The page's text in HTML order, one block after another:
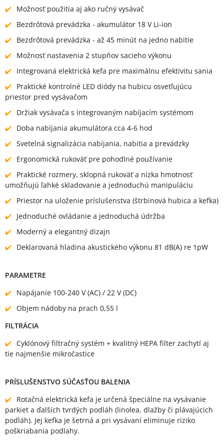
Možnosť použitia aj ako ručný vysávač
Bezdrôtová prevádzka - akumulátor 18 V Li-ion
Bezdrôtová prevádzka - až 45 minút na jedno nabitie
Možnosť nastavenia 2 stupňov sacieho výkonu
Integrovaná elektrická kefa pre maximálnu efektivitu sania
Praktické kontrolné LED diódy na hubicu osvetľujúcu
priestor pred vysávačom
Držiak vysávača s integrovaným nabíjacím systémom
Doba nabíjania akumulátora cca 4-6 hod
Svetelná signalizácia nabíjania, nabitia a prevádzky
Ergonomická rukoväť pre pohodlné používanie
Praktické rozmery, sklopná rukoväť a nízka hmotnosť
umožňujú ľahké skladovanie a jednoduchú manipuláciu
Priestor na uloženie príslušenstva (štrbinová hubica a kefka)
Jednoduché ovládanie a jednoduchá údržba
Moderný a elegantný dizajn
Deklarovaná hladina akustického výkonu 81 dB(A) re 1pW
PARAMETRE
Napájanie 100-240 V (AC) / 22 V (DC)
Objem nádoby na prach 0,55 l
FILTRÁCIA
Cyklónový filtračný systém + kvalitný HEPA filter zachytí aj
tie najmenšie mikročastice
PRÍSLUŠENSTVO SÚČASŤOU BALENIA
Rotačná elektrická kefa je určená špeciálne na vysávanie
parkiet a ďalších tvrdých podláh (linolea, dlažby či plávajúcich
podláh). Jej kefka je šetrná a pri vysávaní eliminuje riziko
poškriabania podlahy.